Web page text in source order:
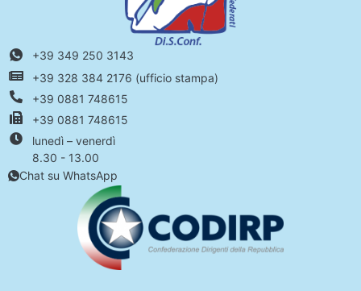
+39 349 250 3143
+39 328 384 2176 (ufficio stampa)
+39 0881 748615
+39 0881 748615
lunedì – venerdì
8.30 - 13.00
Chat su WhatsApp